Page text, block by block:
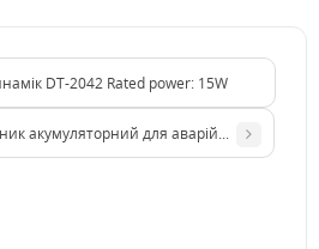
DT-2042 Rated power: 15W
акумуляторний для аварійного